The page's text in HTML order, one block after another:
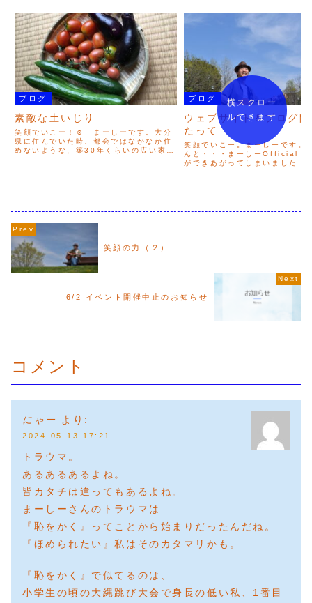
ブログ
素敵な土いじり
笑顔でいこー！☺️ まーしーです。大分
県に住んでいた時、都会ではなかなか住
めないような、築30年くらいの広い家に
ブログ
ウェブサイト＆ブログ
たって
笑顔でいこー。まーしーです。
んと・・・まーしーOfficial
ができあがってしまいました！
横スクロー
ルできます
笑顔の力（２）
6/2 イベント開催中止のお知らせ
コメント
にゃー より:
2024-05-13 17:21
トラウマ。
あるあるあるよね。
皆カタチは違ってもあるよね。
まーしーさんのトラウマは
『恥をかく』ってことから始まりだったんだね。
『ほめられたい』私はそのカタマリかも。
『恥をかく』で似てるのは、
小学生の頃の大縄跳び大会で身長の低い私、1番目